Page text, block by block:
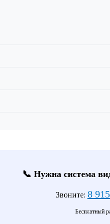
📞 Нужна система
Звоните: 8
Бесплатный